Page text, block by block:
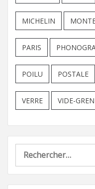
MICHELIN
PARIS
POILU POSTALE
VERRE VIDE-
Rechercher :